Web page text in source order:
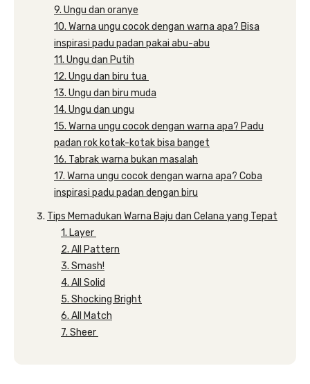
9. Ungu dan oranye
10. Warna ungu cocok dengan warna apa? Bisa
inspirasi padu padan pakai abu-abu
11. Ungu dan Putih
12. Ungu dan biru tua
13. Ungu dan biru muda
14. Ungu dan ungu
15. Warna ungu cocok dengan warna apa? Padu
padan rok kotak-kotak bisa banget
16. Tabrak warna bukan masalah
17. Warna ungu cocok dengan warna apa? Coba
inspirasi padu padan dengan biru
Tips Memadukan Warna Baju dan Celana yang Tepat
1. Layer
2. All Pattern
3. Smash!
4. All Solid
5. Shocking Bright
6. All Match
7. Sheer